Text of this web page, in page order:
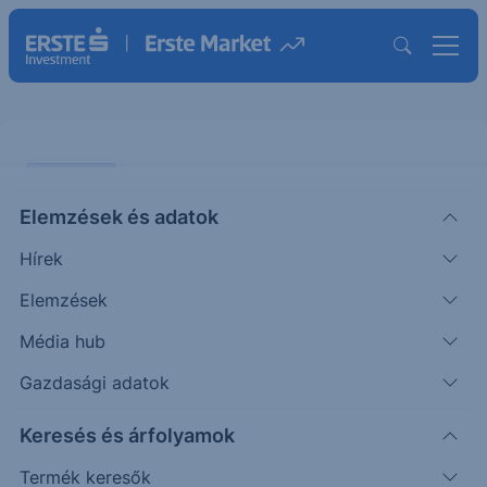
Elemzések és adatok
Hírek
Elemzések
Média hub
Gazdasági adatok
Keresés és árfolyamok
Termék keresők
Uber
A Delivery Hero árfolyama hétfőn 12%-ot
emelkedett, miután a vállalat megerősítette a hírt,